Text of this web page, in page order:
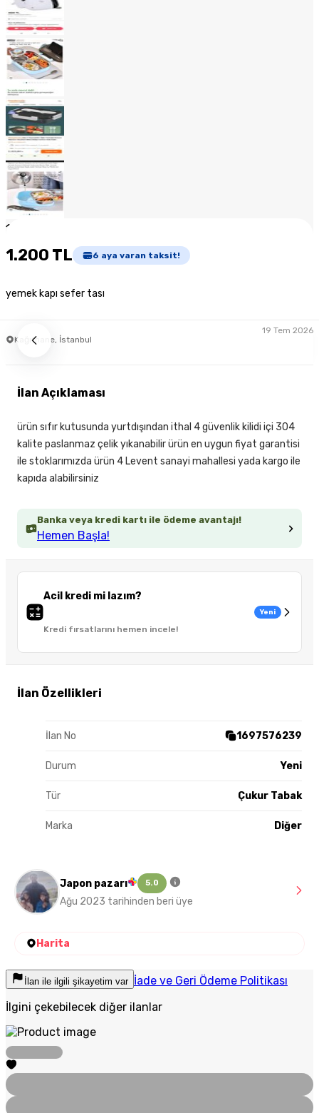
1
1.200 TL 6 aya varan taksit!
yemek kapı sefer tası
Kağıthane, İstanbul
19 Tem 2026
Banka veya kredi kartı ile ödeme avantajı!
Hemen Başla!
Acil kredi mi lazım?
Kredi fırsatlarını hemen incele!
Yeni
İlan Özellikleri
İlan No 1697576239
Durum Yeni
Tür Çukur Tabak
Marka Diğer
İlan Açıklaması
ürün sıfır kutusunda yurtdışından ithal 4 güvenlik kilidi içi 304
kalite paslanmaz çelik yıkanabilir ürün en uygun fiyat garantisi
ile stoklarımızda ürün 4 Levent sanayi mahallesi yada kargo ile
kapıda alabilirsiniz
Japon pazarı 5.0
Ağu 2023 tarihinden beri üye
Harita
İlan ile ilgili şikayetim var İade ve Geri Ödeme Politikası
İlgini çekebilecek diğer ilanlar